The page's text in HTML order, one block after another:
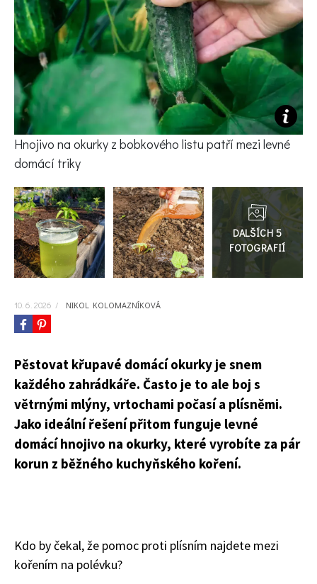
KVÍZY A TESTY
Hnojivo na okurky z bobkového listu patří mezi levné
domácí triky
Přejít
do
galerie
10. 6. 2026 / NIKOL KOLOMAZNÍKOVÁ
Pěstovat křupavé domácí okurky je snem
každého zahrádkáře. Často je to ale boj s
větrnými mlýny, vrtochami počasí a plísněmi.
Jako ideální řešení přitom funguje levné
domácí hnojivo na okurky, které vyrobíte za pár
korun z běžného kuchyňského koření.
Kdo by čekal, že pomoc proti plísním najdete mezi
kořením na polévku?